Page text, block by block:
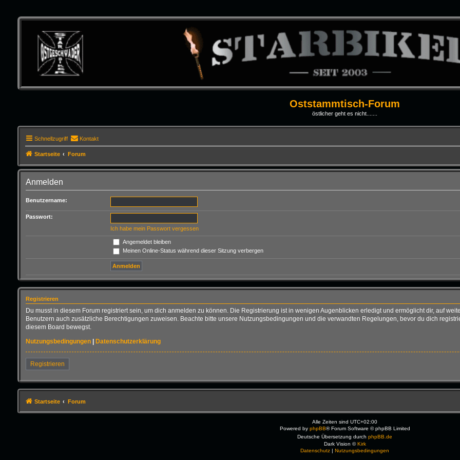
Oststammtisch-Forum
östlicher geht es nicht.......
Schnellzugriff Kontakt
Startseite Forum
Anmelden
Benutzername:
Passwort:
Ich habe mein Passwort vergessen
Angemeldet bleiben
Meinen Online-Status während dieser Sitzung verbergen
Registrieren
Du musst in diesem Forum registriert sein, um dich anmelden zu können. Die Registrierung ist in wenigen Augenblicken erledigt und ermöglicht dir, auf
Benutzern auch zusätzliche Berechtigungen zuweisen. Beachte bitte unsere Nutzungsbedingungen und die verwandten Regelungen, bevor du dich
diesem Board bewegst.
Nutzungsbedingungen| Datenschutzerklärung
Registrieren
Startseite Forum
Alle Zeiten sindUTC+02:00
Powered by phpBB® Forum Software © phpBB Limited
Deutsche Übersetzung durchphpBB.de
Dark Vision ©Kirk
Datenschutz |Nutzungsbedingungen